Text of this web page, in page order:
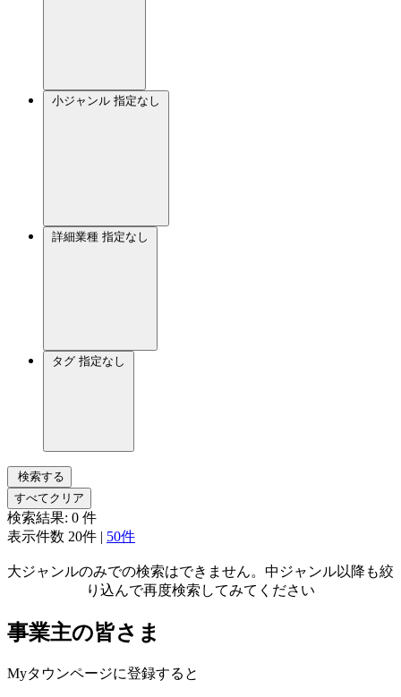
小ジャンル 指定なし
詳細業種 指定なし
タグ 指定なし
検索する
すべてクリア
検索結果: 0 件
表示件数 20件 | 50件
大ジャンルのみでの検索はできません。中ジャンル以降も絞
り込んで再度検索してみてください
事業主の皆さま
Myタウンページに登録すると